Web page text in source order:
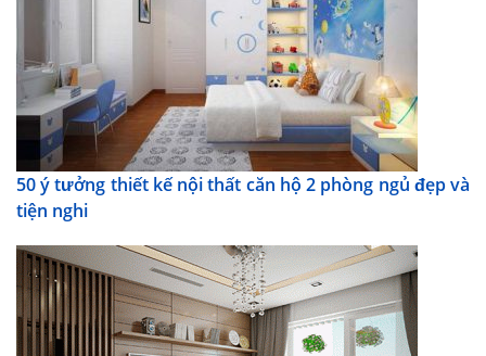
50 ý tưởng thiết kế nội thất căn hộ 2 phòng ngủ đẹp và
tiện nghi